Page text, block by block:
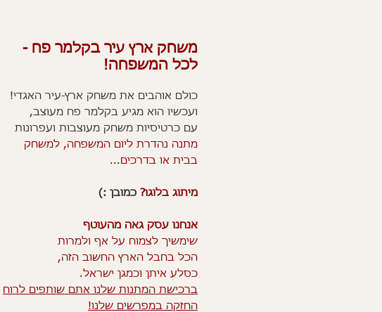
משחק ארץ עיר בקלמר פח -
לכל המשפחה!
כולם אוהבים את משחק ארץ-עיר האגדי!
ועכשיו הוא מגיע בקלמר פח מעוצב,
עם כרטיסיות משחק מעוצבות ועפרונות
מתנה נהדרת ליום המשפחה, למשחק
בבית או בדרכים...
מיתוג בלוגו? כמובן :)
אנחנו עסק גאה מהעוטף
שימשיך לצמוח על אף ולמרות
הכל בחבל הארץ החשוב הזה,
כסלע איתן וכמגן ישראל.
ברכישת המתנות שלנו אתם שותפים לרוח
החזקה במפרשים שלנו!